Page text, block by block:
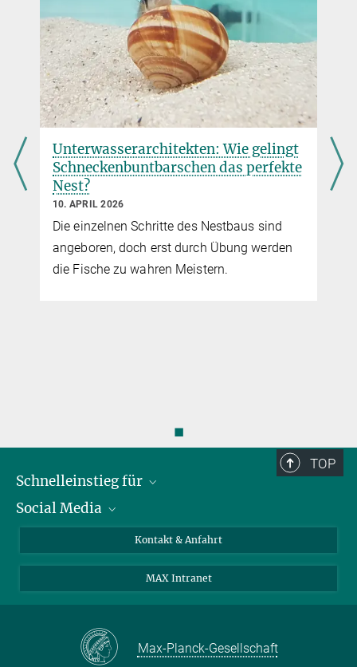
Unterwasserarchitekten: Wie gelingt
Schneckenbuntbarschen das perfekte
Nest?
10. APRIL 2026
Die einzelnen Schritte des Nestbaus sind
angeboren, doch erst durch Übung werden
die Fische zu wahren Meistern.
◼
TOP
Schnelleinstieg für
Journalist*innen
Bewerbende
Schüler*innen und Lehrkräfte
Social Media
Instagram
LinkedIn
Facebook
Kontakt & Anfahrt
MAX Intranet
Max-Planck-Gesellschaft